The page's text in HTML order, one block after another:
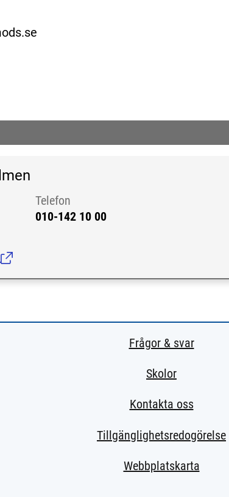
sida.)
(Länk till extern sida.)
Telefon
010-142 10 00
Frågor & svar
Skolor
Kontakta oss
Tillgänglighetsredogörelse
Webbplatskarta